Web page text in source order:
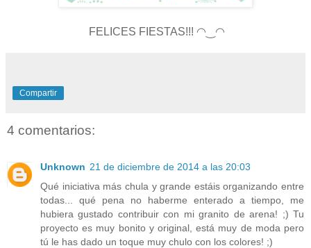
FELICES FIESTAS!!! ◠‿◠
Compartir
4 comentarios:
Unknown 21 de diciembre de 2014 a las 20:03
Qué iniciativa más chula y grande estáis organizando entre
todas... qué pena no haberme enterado a tiempo, me
hubiera gustado contribuir con mi granito de arena! ;) Tu
proyecto es muy bonito y original, está muy de moda pero
tú le has dado un toque muy chulo con los colores! ;)